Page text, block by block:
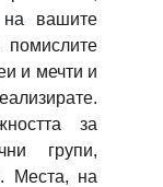
вашите
и мечти и
за
групи,
Места, на